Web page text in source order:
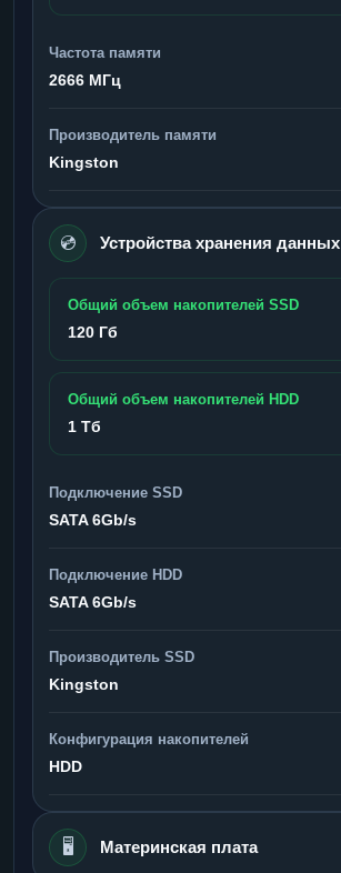
Частота памяти
2666 МГц
Производитель памяти
Kingston
💿 Устройства хранения данных
Общий объем накопителей SSD
120 Гб
Общий объем накопителей HDD
1 Тб
Подключение SSD
SATA 6Gb/s
Подключение HDD
SATA 6Gb/s
Производитель SSD
Kingston
Конфигурация накопителей
HDD
🖥️ Материнская плата